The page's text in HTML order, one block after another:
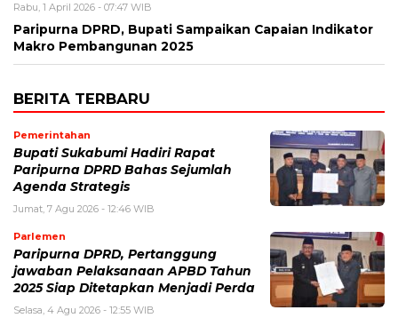
Rabu, 1 April 2026 - 07:47 WIB
Paripurna DPRD, Bupati Sampaikan Capaian Indikator
Makro Pembangunan 2025
BERITA TERBARU
Pemerintahan
Bupati Sukabumi Hadiri Rapat
Paripurna DPRD Bahas Sejumlah
Agenda Strategis
Jumat, 7 Agu 2026 - 12:46 WIB
Parlemen
Paripurna DPRD, Pertanggung
jawaban Pelaksanaan APBD Tahun
2025 Siap Ditetapkan Menjadi Perda
Selasa, 4 Agu 2026 - 12:55 WIB